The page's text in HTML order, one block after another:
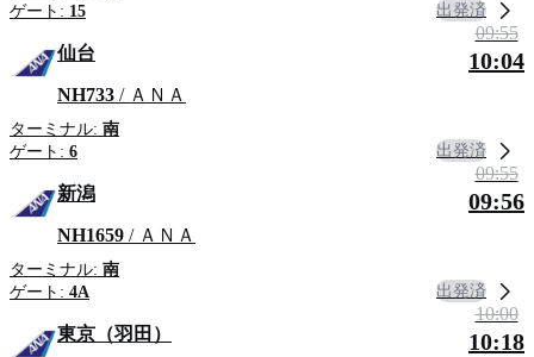
ゲート: 15 出発済
仙台
NH733 / ＡＮＡ
ターミナル: 南
ゲート: 6
09:55
10:04
出発済
新潟
NH1659 / ＡＮＡ
ターミナル: 南
ゲート: 4A
09:55
09:56
出発済
東京（羽田）
10:00
10:18